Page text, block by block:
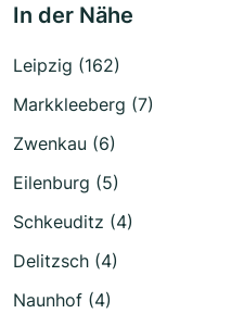
In der Nähe
Leipzig (162)
Markkleeberg (7)
Zwenkau (6)
Eilenburg (5)
Schkeuditz (4)
Delitzsch (4)
Naunhof (4)